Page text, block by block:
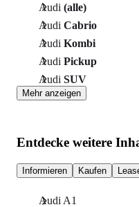
Audi (alle)
Audi Cabrio
Audi Kombi
Audi Pickup
Audi SUV
Mehr anzeigen
Entdecke weitere
Informieren Kaufen
Audi A1